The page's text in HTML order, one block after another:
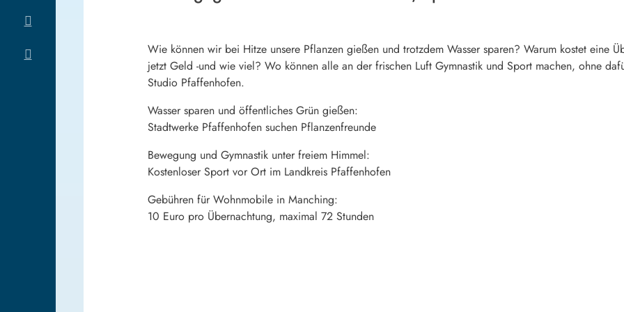
Wie können wir bei Hitze unsere Pflanzen gießen und trotzdem Wasser sparen? Warum kostet eine
jetzt Geld -und wie viel? Wo können alle an der frischen Luft Gymnastik und Sport machen, ohne
Studio Pfaffenhofen.
Wasser sparen und öffentliches Grün gießen:
Stadtwerke Pfaffenhofen suchen Pflanzenfreunde
Bewegung und Gymnastik unter freiem Himmel:
Kostenloser Sport vor Ort im Landkreis Pfaffenhofen
Gebühren für Wohnmobile in Manching:
10 Euro pro Übernachtung, maximal 72 Stunden